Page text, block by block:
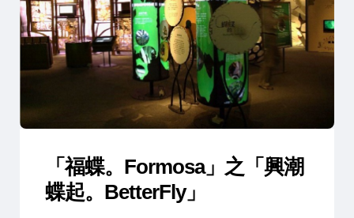
「福蝶。Formosa」之「興潮
蝶起。BetterFly」